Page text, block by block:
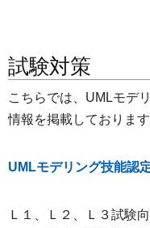
試験対策
こちらでは、UMLモデ
情報を掲載しております
UMLモデリング技能認
Ｌ１、Ｌ２、Ｌ３試験